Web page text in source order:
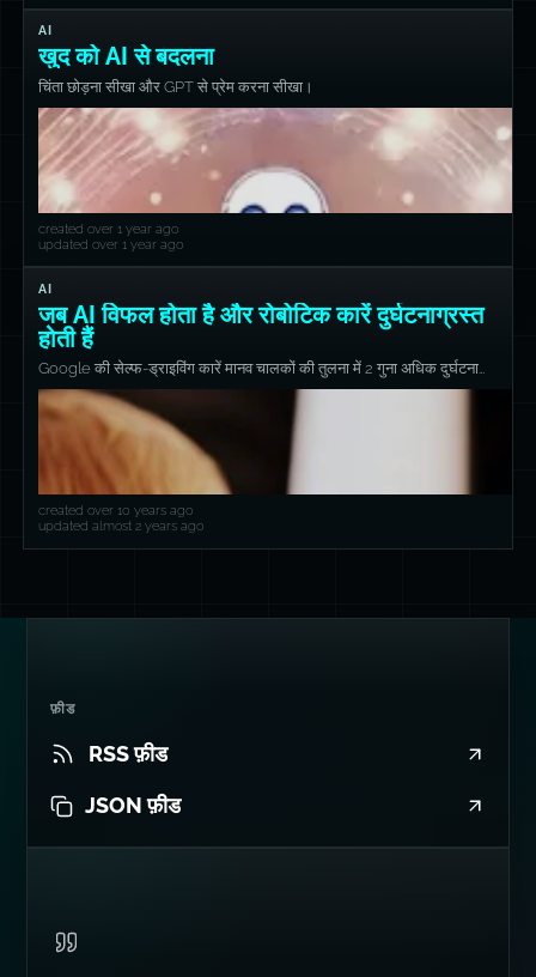
AI
खुद को AI से बदलना
चिंता छोड़ना सीखा और GPT से प्रेम करना सीखा।
created over 1 year ago
updated over 1 year ago
AI
जब AI विफल होता है और रोबोटिक कारें दुर्घटनाग्रस्त
होती हैं
Google की सेल्फ-ड्राइविंग कारें मानव चालकों की तुलना में 2 गुना अधिक दुर्घटनाओं
में पड़ती हैं।
created over 10 years ago
updated almost 2 years ago
फ़ीड
RSS फ़ीड
JSON फ़ीड